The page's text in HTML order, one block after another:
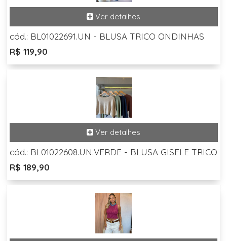
cód.: BL01022691.UN - BLUSA TRICO ONDINHAS
R$ 119,90
cód.: BL01022608.UN.VERDE - BLUSA GISELE TRICO
R$ 189,90